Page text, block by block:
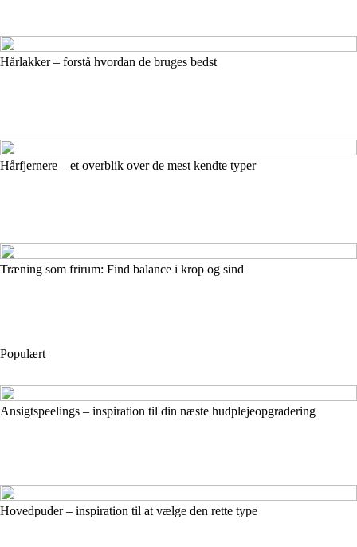
Hårlakker – forstå hvordan de bruges bedst
Hårfjernere – et overblik over de mest kendte typer
Træning som frirum: Find balance i krop og sind
Populært
Ansigtspeelings – inspiration til din næste hudplejeopgradering
Hovedpuder – inspiration til at vælge den rette type